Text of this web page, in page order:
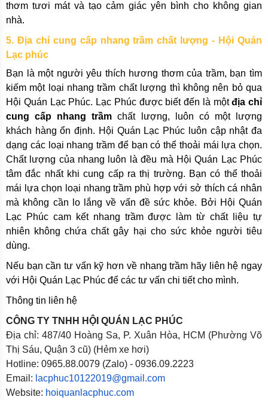
thơm tươi mát và tạo cảm giác yên bình cho không gian
nhà.
5. Địa chỉ cung cấp nhang trầm chất lượng - Hội Quán
Lạc phúc
Bạn là một người yêu thích hương thơm của trầm, bạn tìm
kiếm một loại nhang trầm chất lượng thì không nên bỏ qua
Hội Quán Lạc Phúc. Lạc Phúc được biết đến là mộtđịa chỉ
cung cấp nhang trầm chất lượng, luôn có một lượng
khách hàng ổn định. Hội Quán Lạc Phúc luôn cập nhật đa
dạng các loại nhang trầm để bạn có thể thoải mái lựa chọn.
Chất lượng của nhang luôn là đều mà Hội Quán Lạc Phúc
tâm đắc nhất khi cung cấp ra thị trường. Bạn có thể thoải
mái lựa chọn loại nhang trầm phù hợp với sở thích cá nhân
mà không cần lo lắng về vấn đề sức khỏe. Bởi Hội Quán
Lạc Phúc cam kết nhang trầm được làm từ chất liệu tự
nhiên không chứa chất gây hại cho sức khỏe người tiêu
dùng.
Nếu bạn cần tư vấn kỹ hơn về nhang trầm hãy liên hệ ngay
với Hội Quán Lạc Phúc để các tư vấn chi tiết cho mình.
Thông tin liên hệ
CÔNG TY TNHH HỘI QUÁN LẠC PHÚC
Địa chỉ: 487/40 Hoàng Sa, P. Xuân Hòa, HCM (Phường Võ
Thị Sáu, Quận 3 cũ) (Hẻm xe hơi)
Hotline: 0965.88.0079 (Zalo) - 0936.09.2223
Email: lacphuc10122019@gmail.com
Website: hoiquanlacphuc.com